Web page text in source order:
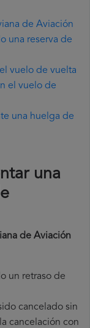
de Aviación
una reserva de
vuelo de vuelta
el vuelo de
una huelga de
una
de Aviación
un retraso de
cancelado sin
cancelación con